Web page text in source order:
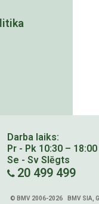
Darba laiks:
Pr - Pk 10:30 – 18:00
Se - Sv Slēgts
20 499 499
© BMV 2006-2026 BMV SIA,